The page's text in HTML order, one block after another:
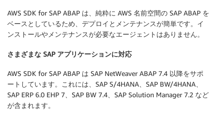
AWS SDK for SAP ABAP は、純粋に AWS 名前空間の SAP ABAP を
ベースとしているため、デプロイとメンテナンスが簡単です。イ
ンストールやメンテナンスが必要なエージェントはありません。
さまざまな SAP アプリケーションに対応
AWS SDK for SAP ABAP は SAP NetWeaver ABAP 7.4 以降をサポ
ートしています。これには、SAP S/4HANA、SAP BW/4HANA、
SAP ERP 6.0 EHP 7、SAP BW 7.4、SAP Solution Manager 7.2 など
が含まれます。